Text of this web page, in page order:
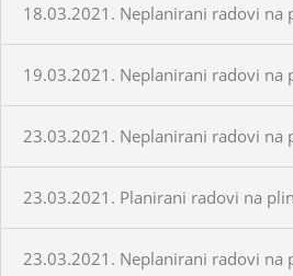
18.03.2021. Neplanirani radovi na
19.03.2021. Neplanirani radovi na
23.03.2021. Neplanirani radovi na
23.03.2021. Planirani radovi na
23.03.2021. Neplanirani radovi na